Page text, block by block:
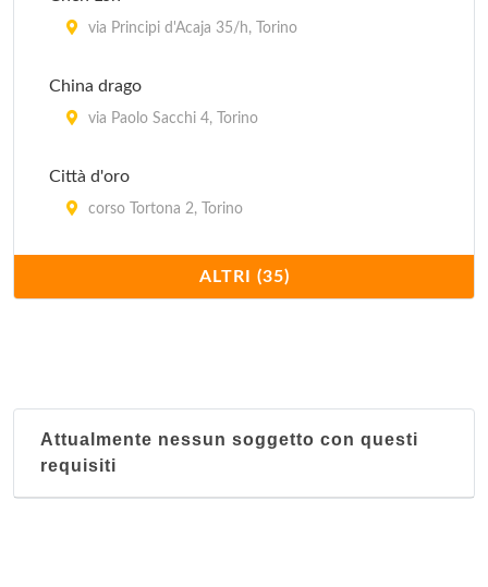
via Principi d'Acaja 35/h, Torino
China drago
via Paolo Sacchi 4, Torino
Città d'oro
corso Tortona 2, Torino
corso Moncalieri 216/c, Torino
Du cheng
ALTRI (35)
Attualmente nessun soggetto con questi
requisiti